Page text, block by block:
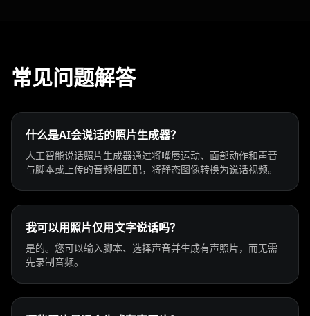
常见问题解答
什么是AI会说话的照片生成器？
人工智能说话照片生成器通过将嘴唇运动、面部动作和声音
与脚本或上传的音频相匹配，将静态图像转换为说话视频。
我可以用照片仅用文字说话吗？
是的。您可以输入脚本、选择声音并生成有声照片，而无需
先录制音频。